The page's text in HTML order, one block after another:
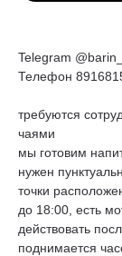
Telegram
Телефон
требуются
чаями
мы готовим
нужен
точки
до 18:00, есть
действовать
поднимается